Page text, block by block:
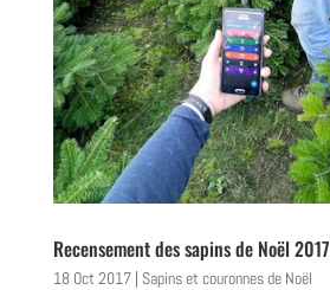
Recensement des sapins de Noël 2017
18 Oct 2017| Sapins et couronnes de Noël